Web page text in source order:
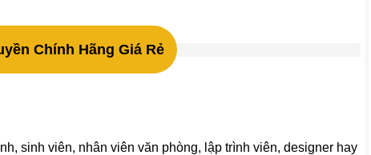
Chính Hãng Giá Rẻ
sinh viên, nhân viên văn phòng, lập trình viên, designer hay